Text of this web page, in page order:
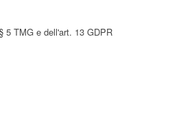
5 TMG e dell'art. 13 GDPR